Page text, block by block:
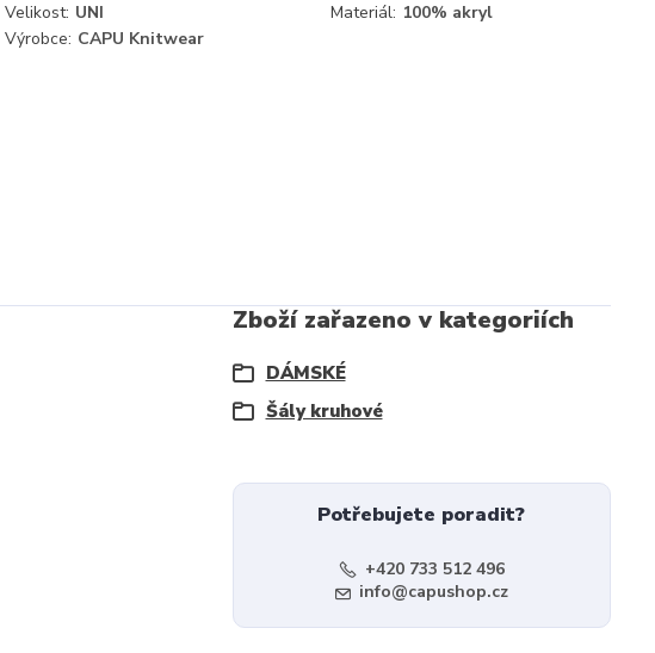
Velikost: UNI Materiál: 100% akryl
Výrobce: CAPU Knitwear
Zboží zařazeno v kategoriích
DÁMSKÉ
Šály kruhové
Potřebujete poradit?
+420 733 512 496
info@capushop.cz